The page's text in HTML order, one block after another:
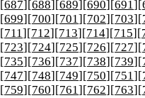
[687][688][689][690][691][
[699][700][701][702][703][
[711][712][713][714][715][
[723][724][725][726][727][
[735][736][737][738][739][
[747][748][749][750][751][
[759][760][761][762][763][